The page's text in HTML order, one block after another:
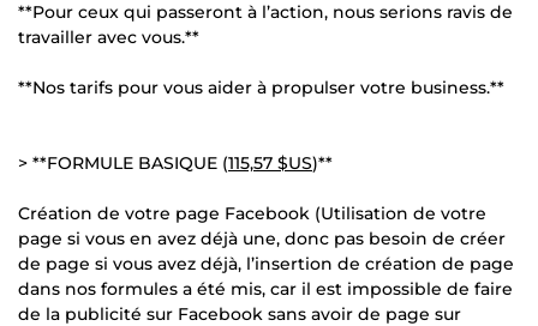
**Pour ceux qui passeront à l’action, nous serions ravis de
travailler avec vous.**
**Nos tarifs pour vous aider à propulser votre business.**
> **FORMULE BASIQUE (115,57 $US)**
Création de votre page Facebook (Utilisation de votre
page si vous en avez déjà une, donc pas besoin de créer
de page si vous avez déjà, l’insertion de création de page
dans nos formules a été mis, car il est impossible de faire
de la publicité sur Facebook sans avoir de page sur